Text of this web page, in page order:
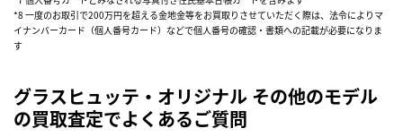
*8 一度のお取引で200万円を超える金地金等をお買取りさせていただく際は、法令によりマ
イナンバーカード（個人番号カード）などで個人番号の確認・書類への記載が必要になりま
す
グラスヒュッテ・オリジナル その他のモデル
の買取査定でよくあるご質問